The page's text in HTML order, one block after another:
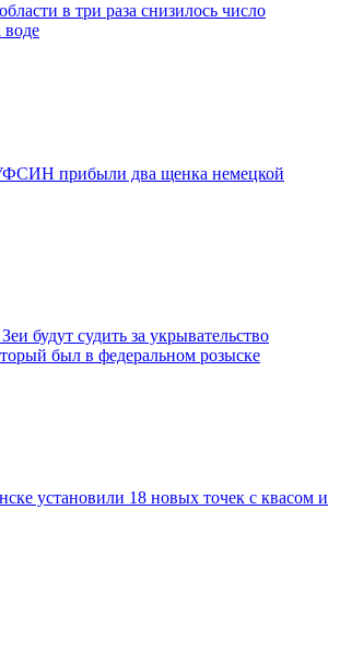
в три раза снизилось число
прибыли два щенка немецкой
будут судить за укрывательство
был в федеральном розыске
установили 18 новых точек с квасом и